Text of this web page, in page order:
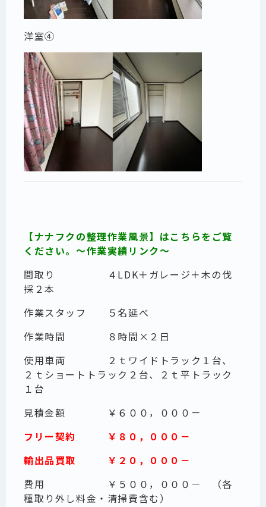
洋室④
【ナナフクの整理作業風景】はこちらをご覧
ください。～作業実績リンク～
間取り ４LDK＋ガレージ＋木の伐
採２本
作業スタッフ ５名延べ
作業時間 ８時間×２日
使用車両 ２ｔワイドトラック１台、
２ｔショートトラック２台、２ｔ平トラック
１台
見積金額 ￥６００，０００－
フリー契約 ￥８０，０００－
輸出品買取 ￥２０，０００－
費用 ￥５００，０００－ （各
種取り外し料金・清掃費含む）